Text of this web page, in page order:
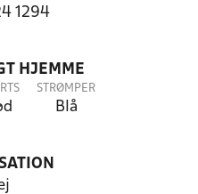
1294
HJEMME
STRØMPER
Blå